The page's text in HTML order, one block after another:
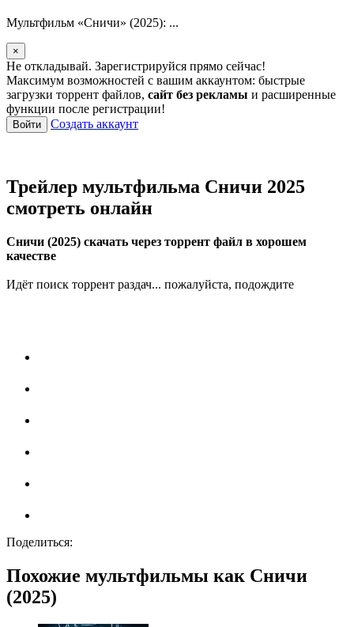
Мультфильм «Сничи» (2025): ...
×
Не откладывай. Зарегистрируйся прямо сейчас!
Максимум возможностей с вашим аккаунтом: быстрые
загрузки торрент файлов, сайт без рекламы и расширенные
функции после регистрации!
Войти Создать аккаунт
Трейлер мультфильма Сничи 2025
смотреть онлайн
Сничи (2025) скачать через торрент файл в хорошем
качестве
Идёт поиск торрент раздач... пожалуйста, подождите
Поделиться:
Похожие мультфильмы как Сничи
(2025)